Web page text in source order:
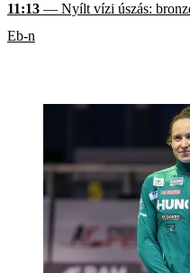
11:13 — Nyílt vízi úszás:
Eb-n